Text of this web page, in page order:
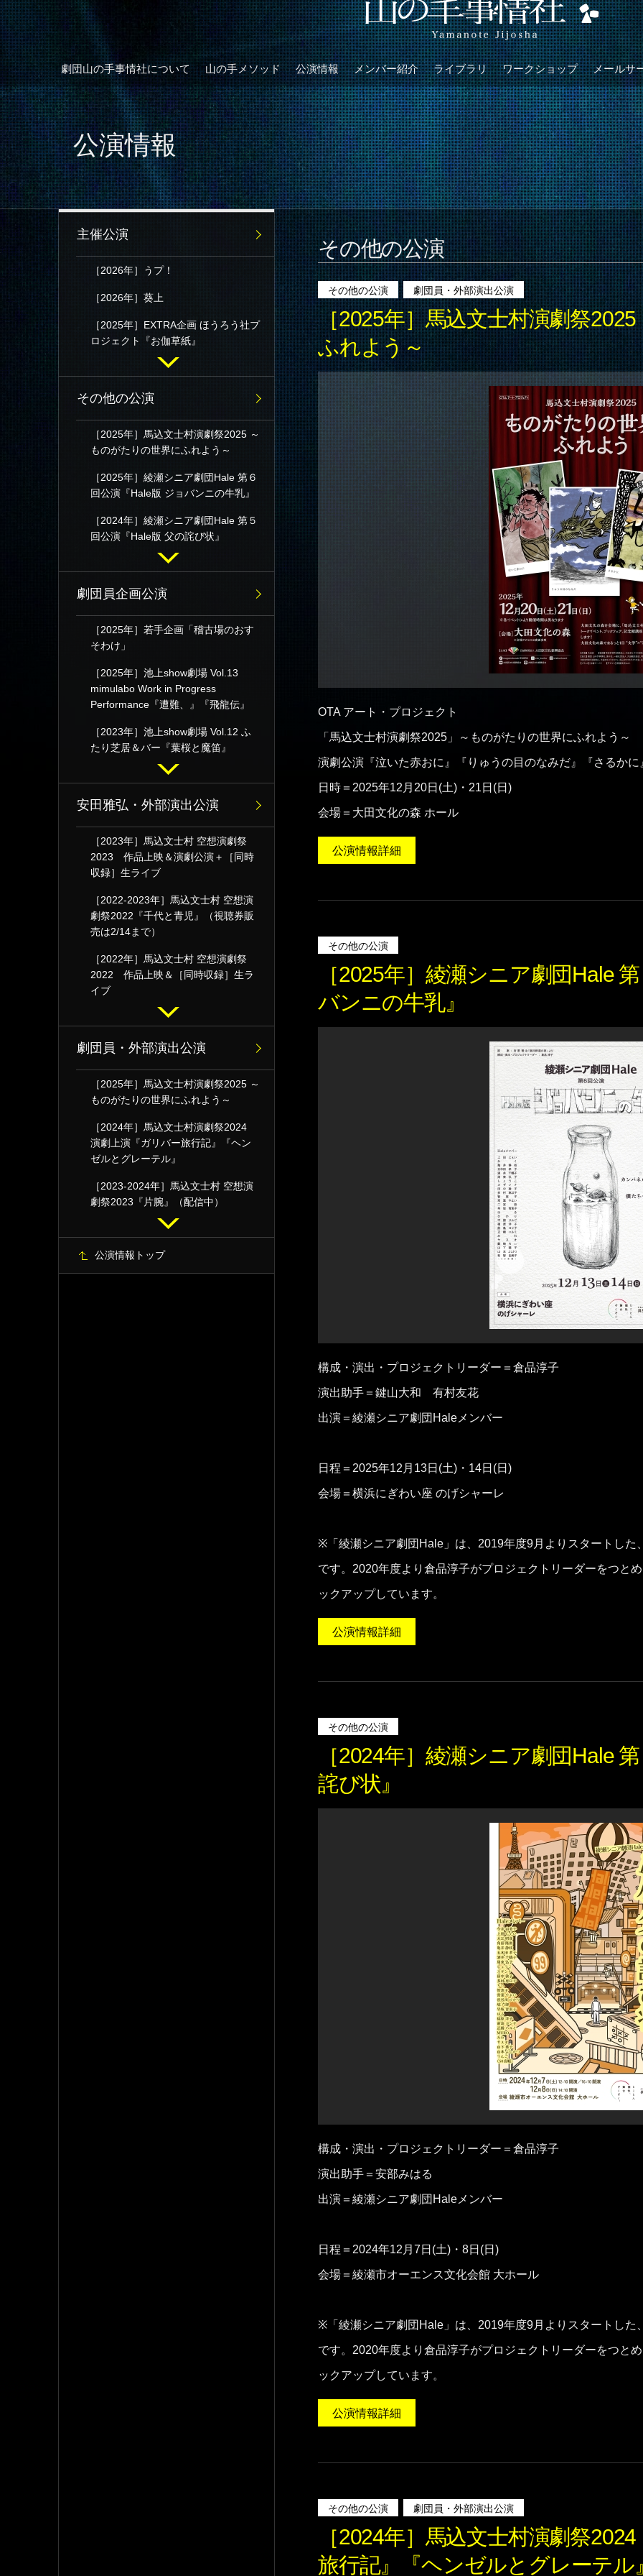
劇団山の手事情社について 山の手メソッド 公演情報 メンバー紹介 ライブラリ ワークショップ メールサ
公演情報
その他の公演
その他の公演 劇団員・外部演出公演
［2025年］馬込文士村演劇祭
ふれよう～
OTA アート・プロジェクト
「馬込文士村演劇祭2025」～ものがたりの世界にふれよう～
演劇公演『泣いた赤おに』『りゅうの目のなみだ』『さるかに
日時＝2025年12月20日(土)・21日(日)
会場＝大田文化の森 ホール
公演情報詳細
その他の公演
［2025年］綾瀬シニア劇団Hale
バンニの牛乳』
構成・演出・プロジェクトリーダー＝倉品淳子
演出助手＝鍵山大和 有村友花
出演＝綾瀬シニア劇団Haleメンバー
日程＝2025年12月13日(土)・14日(日)
会場＝横浜にぎわい座 のげシャーレ
※「綾瀬シニア劇団Hale」は、2019年度9月よりスタートした
です。2020年度より倉品淳子がプロジェクトリーダーをつと
ックアップしています。
公演情報詳細
その他の公演
［2024年］綾瀬シニア劇団Hale
詫び状』
構成・演出・プロジェクトリーダー＝倉品淳子
演出助手＝安部みはる
出演＝綾瀬シニア劇団Haleメンバー
日程＝2024年12月7日(土)・8日(日)
会場＝綾瀬市オーエンス文化会館 大ホール
※「綾瀬シニア劇団Hale」は、2019年度9月よりスタートした
です。2020年度より倉品淳子がプロジェクトリーダーをつと
ックアップしています。
公演情報詳細
その他の公演 劇団員・外部演出公演
［2024年］馬込文士村演劇祭
旅行記』『ヘンゼルとグレーテル
主催公演
［2026年］うプ！
［2026年］葵上
［2025年］EXTRA企画 ほうろう社プ
ロジェクト『お伽草紙』
その他の公演
［2025年］馬込文士村演劇祭2025 ～
ものがたりの世界にふれよう～
［2025年］綾瀬シニア劇団Hale 第６
回公演『Hale版 ジョバンニの牛乳』
［2024年］綾瀬シニア劇団Hale 第５
回公演『Hale版 父の詫び状』
劇団員企画公演
［2025年］若手企画「稽古場のおす
そわけ」
［2025年］池上show劇場 Vol.13
mimulabo Work in Progress
Performance『遭難、』『飛龍伝』
［2023年］池上show劇場 Vol.12 ふ
たり芝居＆バー『葉桜と魔笛』
安田雅弘・外部演出公演
［2023年］馬込文士村 空想演劇祭
2023 作品上映＆演劇公演＋［同時
収録］生ライブ
［2022-2023年］馬込文士村 空想演
劇祭2022『千代と青児』（視聴券販
売は2/14まで）
［2022年］馬込文士村 空想演劇祭
2022 作品上映＆［同時収録］生ラ
イブ
劇団員・外部演出公演
［2025年］馬込文士村演劇祭2025 ～
ものがたりの世界にふれよう～
［2024年］馬込文士村演劇祭2024
演劇上演『ガリバー旅行記』『ヘン
ゼルとグレーテル』
［2023-2024年］馬込文士村 空想演
劇祭2023『片腕』（配信中）
公演情報トップ